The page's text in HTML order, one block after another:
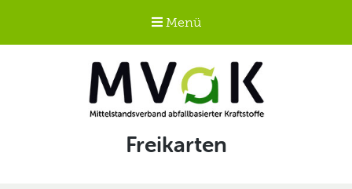
Menü
Mittelstandsverband
abfallbasierter
Schlagwort:
Freikarten